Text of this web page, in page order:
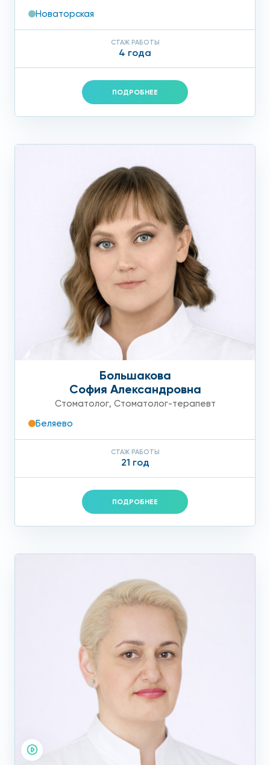
Новаторская
СТАЖ РАБОТЫ
4 года
ПОДРОБНЕЕ
Большакова
София Александровна
Стоматолог, Стоматолог-терапевт
Беляево
СТАЖ РАБОТЫ
21 год
ПОДРОБНЕЕ